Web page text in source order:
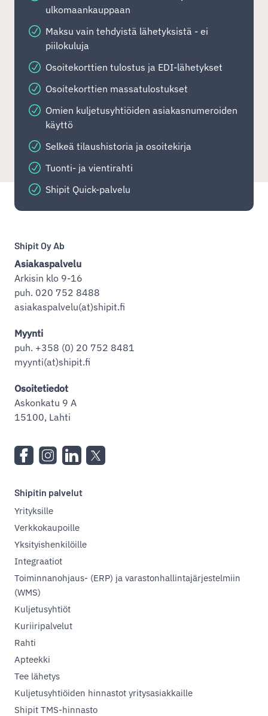
ulkomaankauppaan
Maksu vain tehdyistä lähetyksistä - ei
piilokuluja
Osoitekorttien tulostus ja EDI-lähetykset
Osoitekorttien massatulostukset
Omien kuljetusyhtiöiden asiakasnumeroiden
käyttö
Selkeä tilaushistoria ja osoitekirja
Tuonti- ja vientirahti
Shipit Quick-palvelu
Shipit Oy Ab
Asiakaspalvelu
Arkisin klo 9-16
puh. 020 752 8488
asiakaspalvelu(at)shipit.fi
Myynti
puh. +358 (0) 20 752 8481
myynti(at)shipit.fi
Osoitetiedot
Askonkatu 9 A
15100, Lahti
Shipitin palvelut
Yrityksille
Verkkokaupoille
Yksityishenkilöille
Integraatiot
Toiminnanohjaus- (ERP) ja varastonhallintajärjestelmiin
(WMS)
Kuljetusyhtiöt
Kuriiripalvelut
Rahti
Apteekki
Tee lähetys
Kuljetusyhtiöiden hinnastot yritysasiakkaille
Shipit TMS-hinnasto